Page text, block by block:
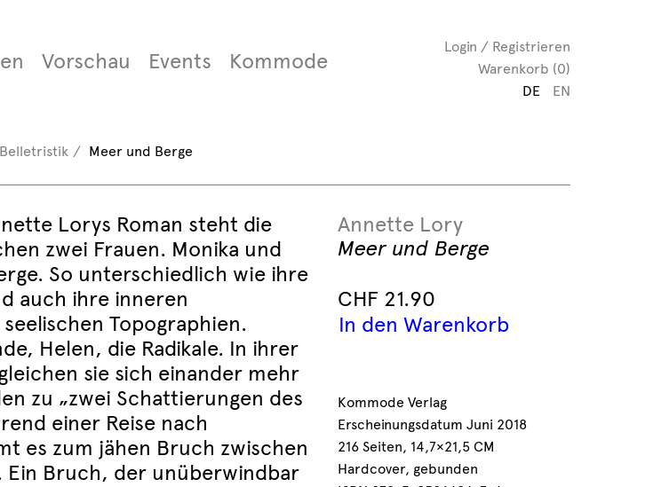
Vorschau Events Kommode
Login / Registrieren
Warenkorb (0)
DE
EN
Belletristik Meer und Berge
Lorys Roman steht die
zwei Frauen. Monika und
So unterschiedlich wie ihre
auch ihre inneren
Topographien.
Helen, die Radikale. In ihrer
sie sich einander mehr
zu „zwei Schattierungen des
einer Reise nach
es zum jähen Bruch zwischen
Ein Bruch, der unüberwindbar
Annette Lory
Meer und Berge
CHF21.90
In den Warenkorb
Kommode Verlag
Erscheinungsdatum Juni 2018
216 Seiten, 14,7×21,5 CM
Hardcover, gebunden